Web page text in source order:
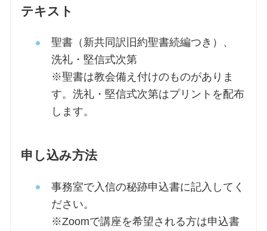
テキスト
聖書（新共同訳旧約聖書続編つき）、
洗礼・堅信式次第
※聖書は教会備え付けのものがありま
す。洗礼・堅信式次第はプリントを配布
します。
申し込み方法
事務室で入信の秘跡申込書に記入してく
ださい。
※Zoomで講座を希望される方は申込書